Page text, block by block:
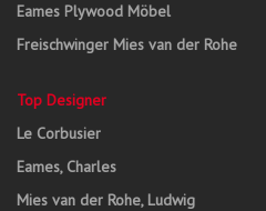
Eames Plywood Möbel
Freischwinger Mies van der Rohe
Top Designer
Le Corbusier
Eames, Charles
Mies van der Rohe, Ludwig